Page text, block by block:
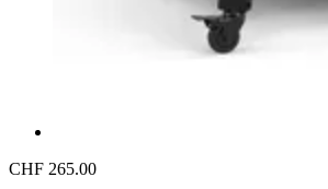
CHF 265.00